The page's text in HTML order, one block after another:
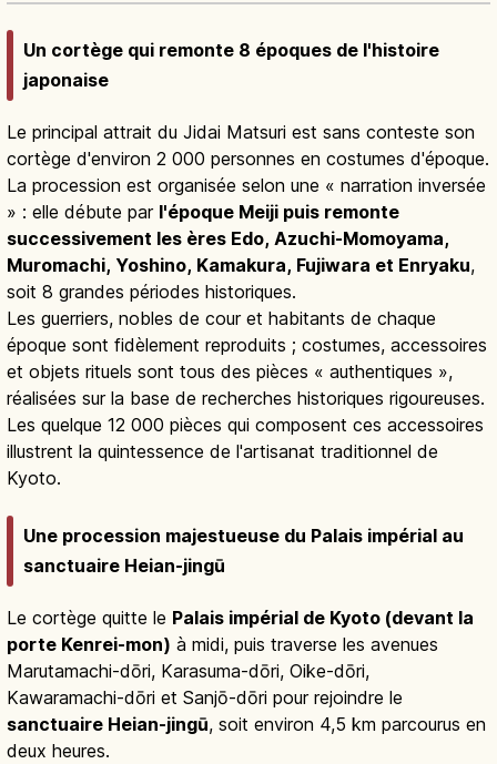
Un cortège qui remonte 8 époques de l'histoire
japonaise
Le principal attrait du Jidai Matsuri est sans conteste son
cortège d'environ 2 000 personnes en costumes d'époque.
La procession est organisée selon une « narration inversée
» : elle débute par l'époque Meiji puis remonte
successivement les ères Edo, Azuchi-Momoyama,
Muromachi, Yoshino, Kamakura, Fujiwara et Enryaku,
soit 8 grandes périodes historiques.
Les guerriers, nobles de cour et habitants de chaque
époque sont fidèlement reproduits ; costumes, accessoires
et objets rituels sont tous des pièces « authentiques »,
réalisées sur la base de recherches historiques rigoureuses.
Les quelque 12 000 pièces qui composent ces accessoires
illustrent la quintessence de l'artisanat traditionnel de
Kyoto.
Une procession majestueuse du Palais impérial au
sanctuaire Heian-jingū
Le cortège quitte le Palais impérial de Kyoto (devant la
porte Kenrei-mon) à midi, puis traverse les avenues
Marutamachi-dōri, Karasuma-dōri, Oike-dōri,
Kawaramachi-dōri et Sanjō-dōri pour rejoindre le
sanctuaire Heian-jingū, soit environ 4,5 km parcourus en
deux heures.